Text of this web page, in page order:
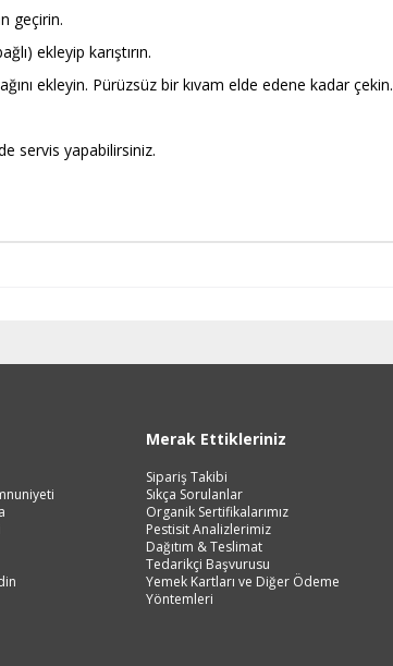
geçirin.
ekleyip karıştırın.
ekleyin. Pürüzsüz bir kıvam elde edene kadar çekin.
servis yapabilirsiniz.
Merak Ettikleriniz
Sipariş Takibi
Sıkça Sorulanlar
Organik Sertifikalarımız
Pestisit Analizlerimiz
Dağıtım & Teslimat
Tedarikçi Başvurusu
Yemek Kartları ve Diğer Ödeme
Yöntemleri